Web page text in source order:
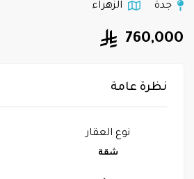
جدة الزهراء
760,000
نظرة عامة
نوع العقار
شقة